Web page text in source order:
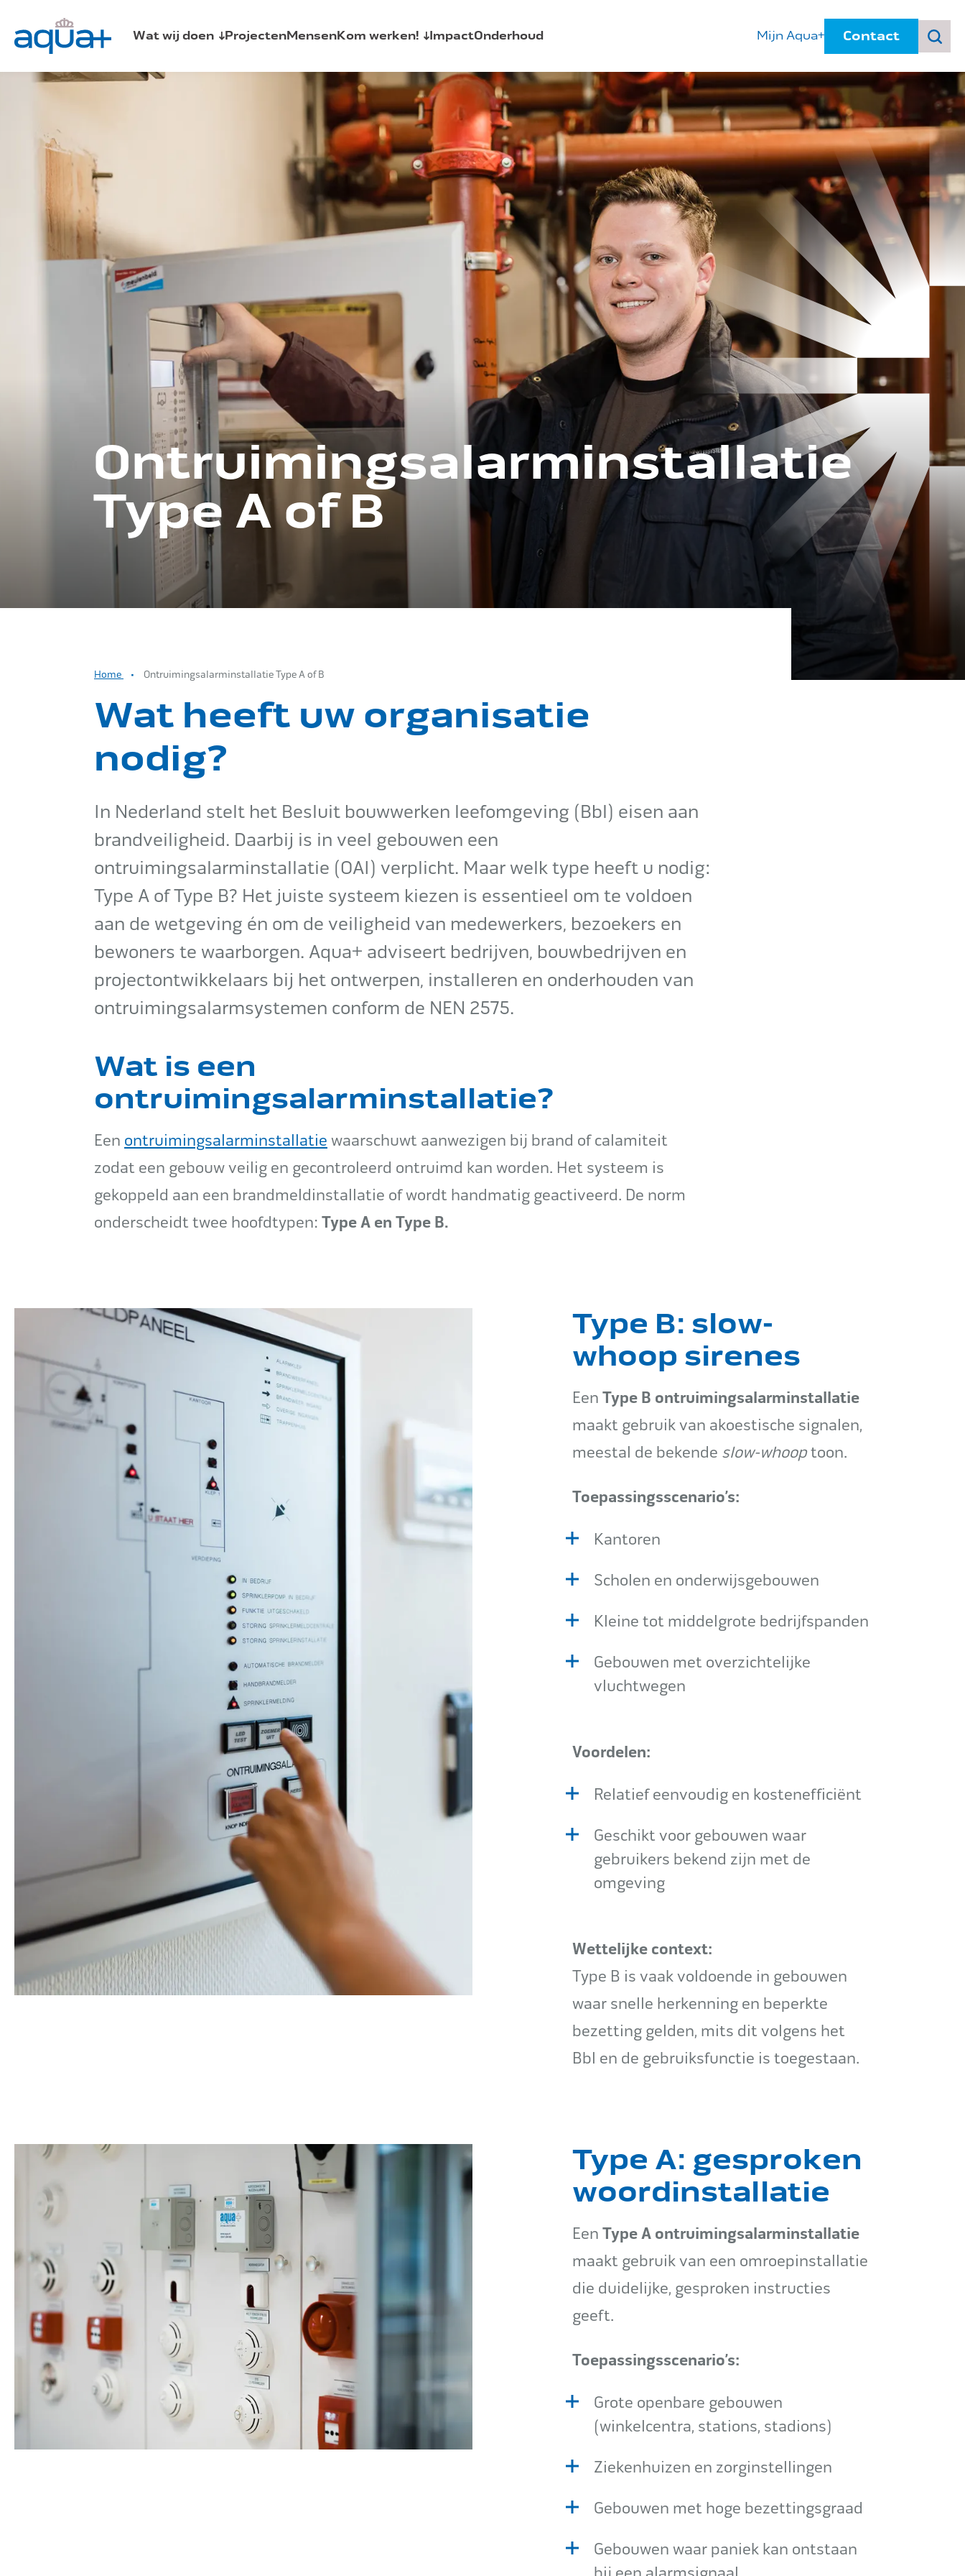
Wat wij doen
Sprinklerinstallaties
Brandmeld- en ontruimingsalarminstallaties
ProjectenMensenKom werken!
AquaSkills
Vacatures
Stages
ImpactOnderhoud Mijn Aqua+ Contact
Ontruimingsalarminstallatie
Type A of B
Home Ontruimingsalarminstallatie Type A of B
Wat heeft uw organisatie
nodig?
In Nederland stelt het Besluit bouwwerken leefomgeving (Bbl) eisen aan
brandveiligheid. Daarbij is in veel gebouwen een
ontruimingsalarminstallatie (OAI) verplicht. Maar welk type heeft u nodig:
Type A of Type B? Het juiste systeem kiezen is essentieel om te voldoen
aan de wetgeving én om de veiligheid van medewerkers, bezoekers en
bewoners te waarborgen. Aqua+ adviseert bedrijven, bouwbedrijven en
projectontwikkelaars bij het ontwerpen, installeren en onderhouden van
ontruimingsalarmsystemen conform de NEN 2575.
Wat is een
ontruimingsalarminstallatie?
Een ontruimingsalarminstallatie waarschuwt aanwezigen bij brand of calamiteit
zodat een gebouw veilig en gecontroleerd ontruimd kan worden. Het systeem is
gekoppeld aan een brandmeldinstallatie of wordt handmatig geactiveerd. De norm
onderscheidt twee hoofdtypen: Type A en Type B.
Type B: slow-
whoop sirenes
Een Type B ontruimingsalarminstallatie
maakt gebruik van akoestische signalen,
meestal de bekende slow-whooptoon.
Toepassingsscenario’s:
Kantoren
Scholen en onderwijsgebouwen
Kleine tot middelgrote bedrijfspanden
Gebouwen met overzichtelijke
vluchtwegen
Voordelen:
Relatief eenvoudig en kostenefficiënt
Geschikt voor gebouwen waar
gebruikers bekend zijn met de
omgeving
Wettelijke context:
Type B is vaak voldoende in gebouwen
waar snelle herkenning en beperkte
bezetting gelden, mits dit volgens het
Bbl en de gebruiksfunctie is toegestaan.
Type A: gesproken
woordinstallatie
Een Type A ontruimingsalarminstallatie
maakt gebruik van een omroepinstallatie
die duidelijke, gesproken instructies
geeft.
Toepassingsscenario’s:
Grote openbare gebouwen
(winkelcentra, stations, stadions)
Ziekenhuizen en zorginstellingen
Gebouwen met hoge bezettingsgraad
Gebouwen waar paniek kan ontstaan